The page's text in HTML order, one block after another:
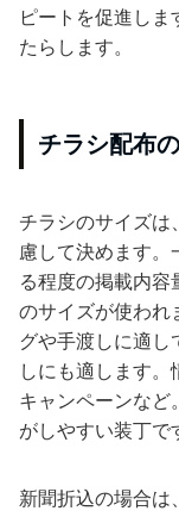
ピートを促進し
たらします。
チラシ配布
チラシのサイズは
慮して決めます
る程度の掲載内容
のサイズが使われ
グや手渡しに適し
しにも適します
キャンペーンなど
がしやすい装丁で
新聞折込の場合